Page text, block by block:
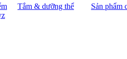
Tắm & dưỡng thể
Sản phẩm
z